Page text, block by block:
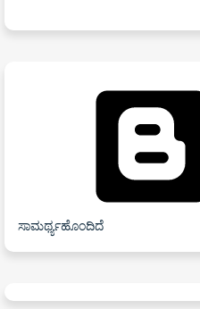
ಸಾಮರ್ಥ್ಯಹೊಂದಿದೆ